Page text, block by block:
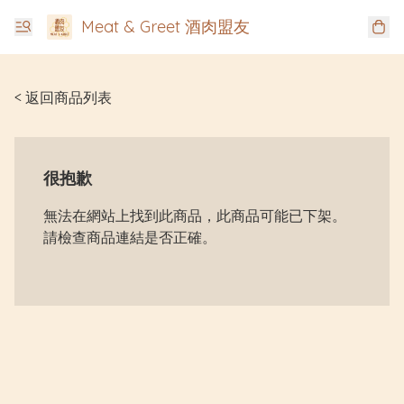
Meat & Greet 酒肉盟友
< 返回商品列表
很抱歉
無法在網站上找到此商品，此商品可能已下架。
請檢查商品連結是否正確。